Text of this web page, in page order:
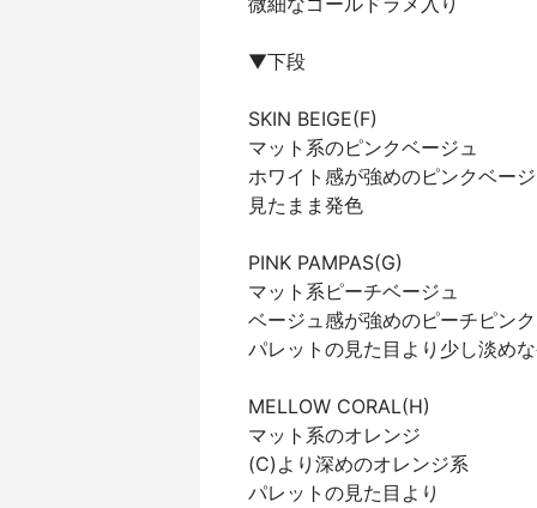
▼下段
SKIN BEIGE(F)
マット系のピンクベージュ
ホワイト感が強めのピンクベー
見たまま発色
PINK PAMPAS(G)
マット系ピーチベージュ
ベージュ感が強めのピーチピンク
パレットの見た目より少し淡め
MELLOW CORAL(H)
マット系のオレンジ
(C)より深めのオレンジ系
パレットの見た目より